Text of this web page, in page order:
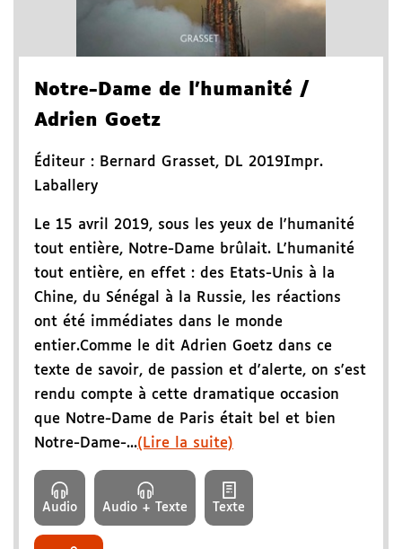
Notre-Dame de l'humanité /
Adrien Goetz
Éditeur : Bernard Grasset, DL 2019Impr.
Laballery
Le 15 avril 2019, sous les yeux de l'humanité
tout entière, Notre-Dame brûlait. L'humanité
tout entière, en effet : des Etats-Unis à la
Chine, du Sénégal à la Russie, les réactions
ont été immédiates dans le monde
entier.Comme le dit Adrien Goetz dans ce
texte de savoir, de passion et d'alerte, on s'est
rendu compte à cette dramatique occasion
que Notre-Dame de Paris était bel et bien
Notre-Dame-...(Lire la suite)
Audio Audio + Texte Texte